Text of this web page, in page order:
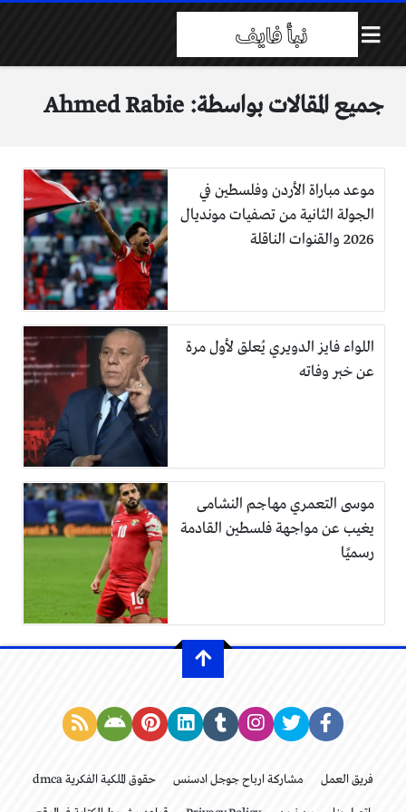
جميع المقالات بواسطة: Ahmed Rabie
موعد مباراة الأردن وفلسطين في
الجولة الثانية من تصفيات مونديال
2026 والقنوات الناقلة
اللواء فايز الدويري يُعلق لأول مرة
عن خبر وفاته
موسى التعمري مهاجم النشامى
يغيب عن مواجهة فلسطين القادمة
رسميًا
فريق العمل مشاركة ارباح جوجل ادسنس حقوق الملكية الفكرية dmca